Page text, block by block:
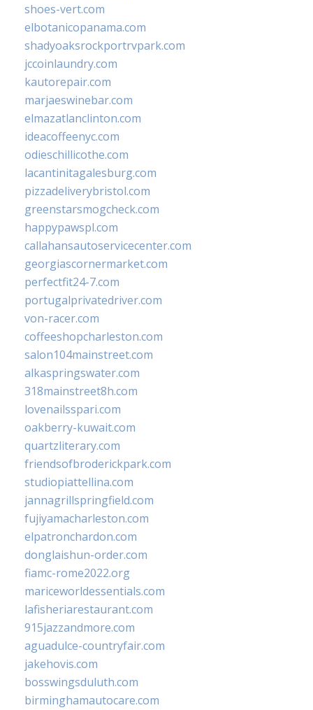
shoes-vert.com
elbotanicopanama.com
shadyoaksrockportrvpark.com
jccoinlaundry.com
kautorepair.com
marjaeswinebar.com
elmazatlanclinton.com
ideacoffeenyc.com
odieschillicothe.com
lacantinitagalesburg.com
pizzadeliverybristol.com
greenstarsmogcheck.com
happypawspl.com
callahansautoservicecenter.com
georgiascornermarket.com
perfectfit24-7.com
portugalprivatedriver.com
von-racer.com
coffeeshopcharleston.com
salon104mainstreet.com
alkaspringswater.com
318mainstreet8h.com
lovenailsspari.com
oakberry-kuwait.com
quartzliterary.com
friendsofbroderickpark.com
studiopiattellina.com
jannagrillspringfield.com
fujiyamacharleston.com
elpatronchardon.com
donglaishun-order.com
fiamc-rome2022.org
mariceworldessentials.com
lafisheriarestaurant.com
915jazzandmore.com
aguadulce-countryfair.com
jakehovis.com
bosswingsduluth.com
birminghamautocare.com